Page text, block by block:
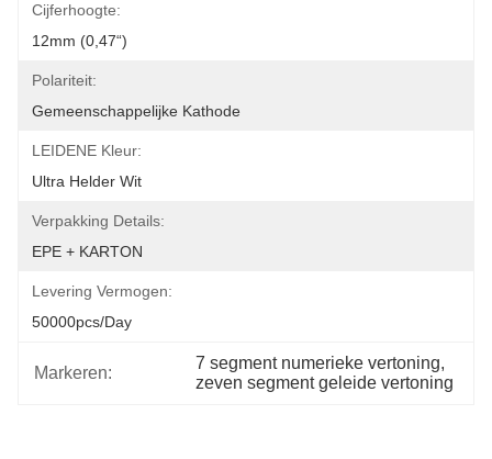
Cijferhoogte:
12mm (0,47“)
Polariteit:
Gemeenschappelijke Kathode
LEIDENE Kleur:
Ultra Helder Wit
Verpakking Details:
EPE + KARTON
Levering Vermogen:
50000pcs/day
Markeren:
7 segment numerieke vertoning,
zeven segment geleide vertoning